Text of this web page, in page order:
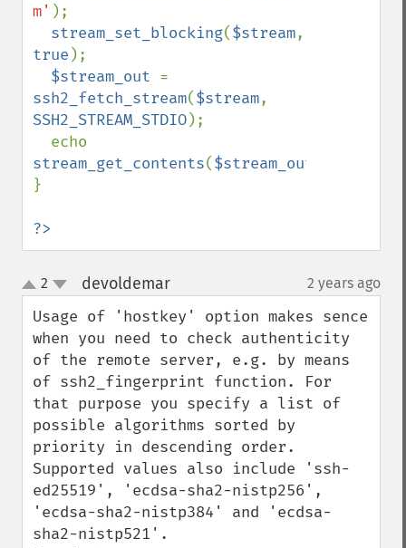
m' );
stream_set_blocking($stream
true );
$stream_out
ssh2_fetch_stream($stream
SSH2_STREAM_STDIO);
stream_get_contents($stream_out
}
?>
up
down
2 devoldemar¶ 2 years ago
Usage of 'hostkey' option makes sence
when you need to check authenticity
of the remote server, e.g. by means
of ssh2_fingerprint function. For
that purpose you specify a list of
possible algorithms sorted by
priority in descending order.
Supported values also include 'ssh-
ed25519', 'ecdsa-sha2-nistp256',
'ecdsa-sha2-nistp384' and 'ecdsa-
sha2-nistp521'.